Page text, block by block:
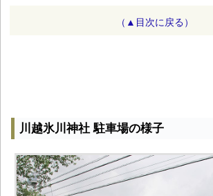
（▲目次に戻る）
川越氷川神社 駐車場の様子